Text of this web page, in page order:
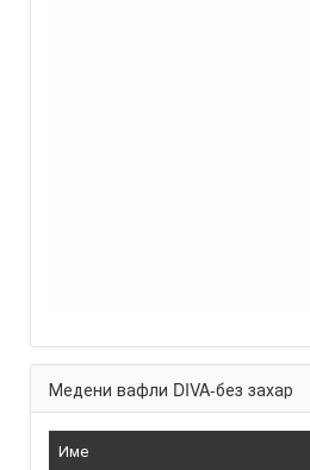
Медени вафли DIVA-без захар
Име